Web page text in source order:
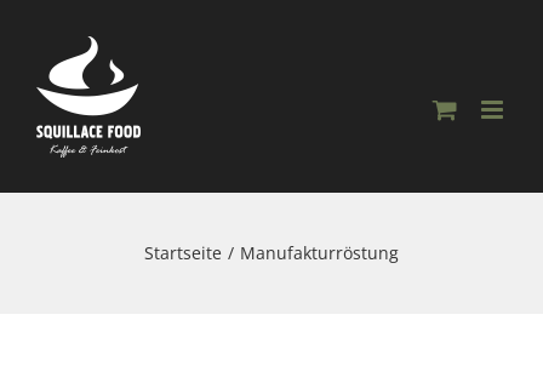
content
Startseite Manufakturröstung